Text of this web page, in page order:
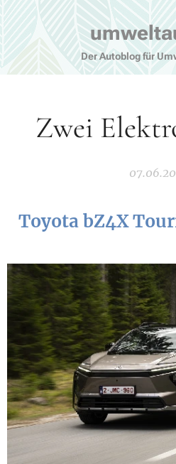
Der Autoblog für
Zwei
Toyota bZ4X